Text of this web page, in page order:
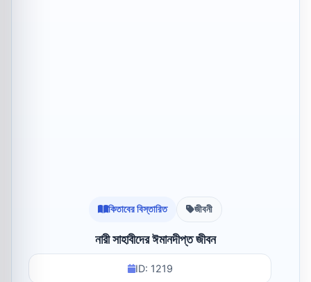
কিতাবের বিস্তারিত জীবনী
নারী সাহাবীদের ঈমানদীপ্ত জীবন
ID: 1219